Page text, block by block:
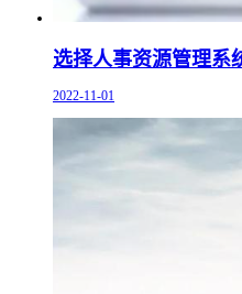
选择人事资源管理系
2022-11-01